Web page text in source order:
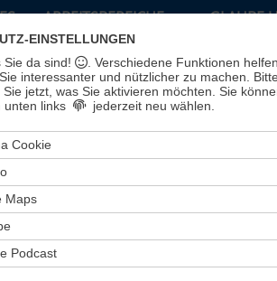
ARBEITSBEREICHE
GLAUBE
EINSTELLUNGEN
Sie da sind!
. Verschiedene Funktionen
interessanter und nützlicher zu machen.
jetzt, was Sie aktivieren möchten. Sie
unten links
jederzeit neu wählen.
Cookie
Maps
Podcast